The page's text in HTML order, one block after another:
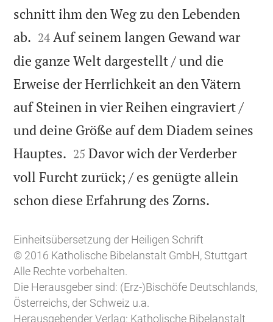
schnitt ihm den Weg zu den Lebenden
ab. 

24 Auf seinem langen Gewand war
die ganze Welt dargestellt / und die
Erweise der Herrlichkeit an den Vätern
auf Steinen in vier Reihen eingraviert /
und deine Größe auf dem Diadem seines
Hauptes. 

25 Davor wich der Verderber
voll Furcht zurück; / es genügte allein
schon diese Erfahrung des Zorns.
Einheitsübersetzung der Heiligen Schrift
© 2016 Katholische Bibelanstalt GmbH, Stuttgart
Alle Rechte vorbehalten.
Die Herausgeber sind: (Erz-)Bischöfe Deutschlands,
Österreichs, der Schweiz u.a.
Herausgebender Verlag: Katholische Bibelanstalt